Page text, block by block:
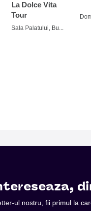
La Dolce Vita
Tour
Sala Palatului, Bucuresti
ul nostru, fii primul la